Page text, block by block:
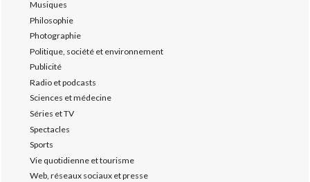
Musiques
Philosophie
Photographie
Politique, société et environnement
Publicité
Radio et podcasts
Sciences et médecine
Séries et TV
Spectacles
Sports
Vie quotidienne et tourisme
Web, réseaux sociaux et presse